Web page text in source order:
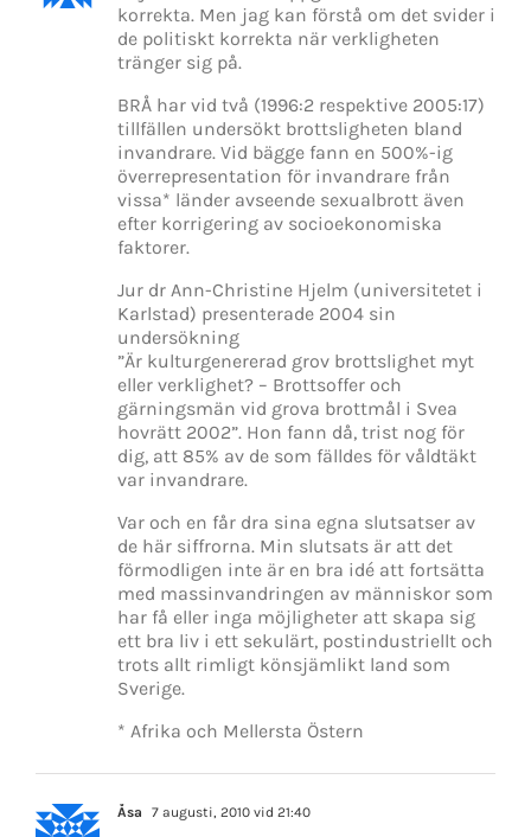
korrekta. Men jag kan förstå om det svider i
de politiskt korrekta när verkligheten
tränger sig på.
BRÅ har vid två (1996:2 respektive 2005:17)
tillfällen undersökt brottsligheten bland
invandrare. Vid bägge fann en 500%-ig
överrepresentation för invandrare från
vissa* länder avseende sexualbrott även
efter korrigering av socioekonomiska
faktorer.
Jur dr Ann-Christine Hjelm (universitetet i
Karlstad) presenterade 2004 sin
undersökning
”Är kulturgenererad grov brottslighet myt
eller verklighet? – Brottsoffer och
gärningsmän vid grova brottmål i Svea
hovrätt 2002”. Hon fann då, trist nog för
dig, att 85% av de som fälldes för våldtäkt
var invandrare.
Var och en får dra sina egna slutsatser av
de här siffrorna. Min slutsats är att det
förmodligen inte är en bra idé att fortsätta
med massinvandringen av människor som
har få eller inga möjligheter att skapa sig
ett bra liv i ett sekulärt, postindustriellt och
trots allt rimligt könsjämlikt land som
Sverige.
* Afrika och Mellersta Östern
Åsa 7 augusti, 2010 vid 21:40